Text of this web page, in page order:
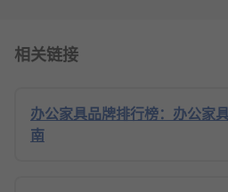
相关链接
办公家具品牌排行榜：办公家
南